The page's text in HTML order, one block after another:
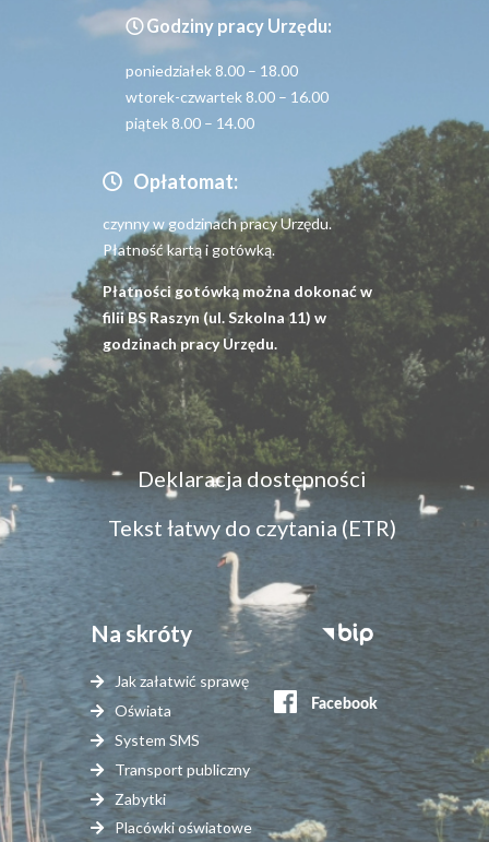
Godziny pracy Urzędu:
poniedziałek 8.00 – 18.00
wtorek-czwartek 8.00 – 16.00
piątek 8.00 – 14.00
Opłatomat:
czynny w godzinach pracy Urzędu.
Płatność kartą i gotówką.
Płatności gotówką można dokonać w
filii BS Raszyn (ul. Szkolna 11) w
godzinach pracy Urzędu.
Menu
dostępność
Deklaracja dostępności
Tekst łatwy do czytania (ETR)
Na skróty
Jak załatwić sprawę
Oświata
System SMS
Transport publiczny
Zabytki
Placówki oświatowe
Stopka
serwisy
zewnętrzne